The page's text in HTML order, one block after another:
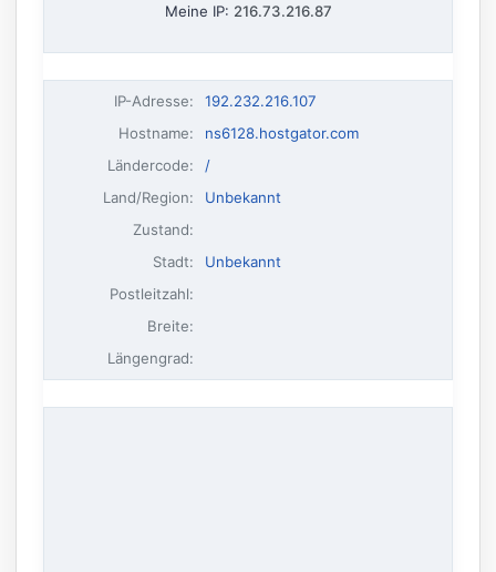
Meine IP: 216.73.216.87
IP-Adresse:
192.232.216.107
Hostname:
ns6128.hostgator.com
Ländercode:
/
Land/Region:
Unbekannt
Zustand:
Stadt:
Unbekannt
Postleitzahl:
Breite:
Längengrad: